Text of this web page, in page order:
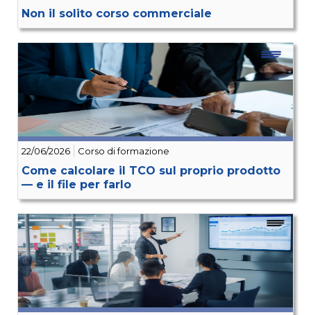
Non il solito corso commerciale
22/06/2026 Corso di formazione
Come calcolare il TCO sul proprio prodotto
— e il file per farlo